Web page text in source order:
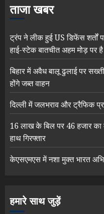
ताजा खबर
ट्रंप ने लीक हुई US डिफेंस शर्तों
हाई-स्टेक बातचीत अहम मोड़ पर है
बिहार में अवैध बालू ढुलाई पर
होंगे जब्त वाहन
दिल्ली में जलभराव और ट्रैफिक
16 लाख के बिल पर 46 हजार का
हाथ गिरफ्तार
केएसएमएस में नशा मुक्त भारत
हमारे साथ जुड़ें